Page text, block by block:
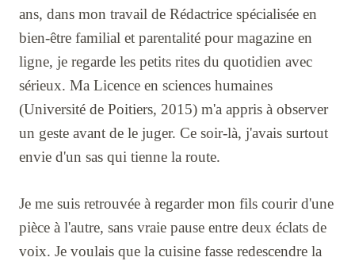
ans, dans mon travail de Rédactrice spécialisée en
bien-être familial et parentalité pour magazine en
ligne, je regarde les petits rites du quotidien avec
sérieux. Ma Licence en sciences humaines
(Université de Poitiers, 2015) m'a appris à observer
un geste avant de le juger. Ce soir-là, j'avais surtout
envie d'un sas qui tienne la route.
Je me suis retrouvée à regarder mon fils courir d'une
pièce à l'autre, sans vraie pause entre deux éclats de
voix. Je voulais que la cuisine fasse redescendre la